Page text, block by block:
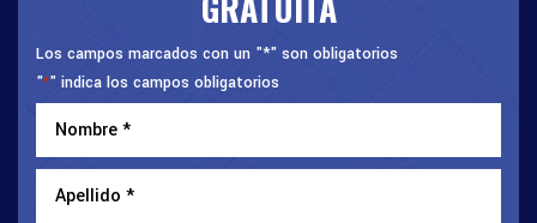
Los campos marcados con un "*" son obligatorios
"*" indica los campos obligatorios